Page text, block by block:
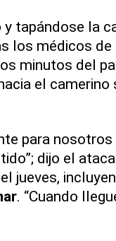
tapándose la
los médicos
minutos del
el
para
dijo el
jueves,
. “Cuando